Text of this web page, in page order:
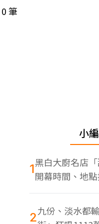
0筆
小
1黑白大廚名店
開幕時間、地
蝦
2九份、淡水都